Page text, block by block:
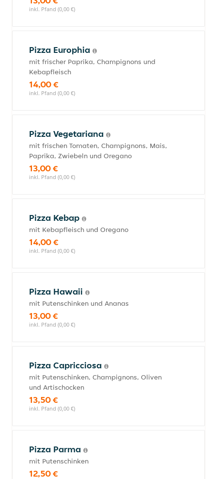
inkl. Pfand (0,00 €)
Pizza Europhia
mit frischer Paprika, Champignons und
Kebapfleisch
14,00 €
inkl. Pfand (0,00 €)
Pizza Vegetariana
mit frischen Tomaten, Champignons, Mais,
Paprika, Zwiebeln und Oregano
13,00 €
inkl. Pfand (0,00 €)
Pizza Kebap
mit Kebapfleisch und Oregano
14,00 €
inkl. Pfand (0,00 €)
Pizza Hawaii
mit Putenschinken und Ananas
13,00 €
inkl. Pfand (0,00 €)
Pizza Capricciosa
mit Putenschinken, Champignons, Oliven
und Artischocken
13,50 €
inkl. Pfand (0,00 €)
Pizza Parma
mit Putenschinken
12,50 €